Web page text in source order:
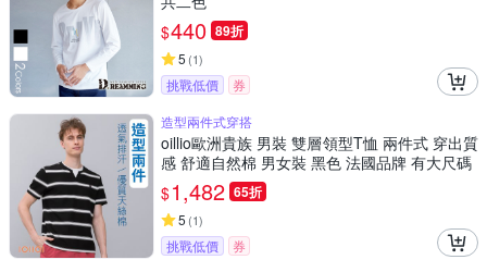
$440 89折
5 (1)
挑戰低價
券
造型兩件式穿搭
oillio歐洲貴族 男裝 雙層領型T恤 兩件式 穿出質
感 舒適自然棉 男女裝 黑色 法國品牌 有大尺碼
$1,482 65折
5 (1)
挑戰低價
券